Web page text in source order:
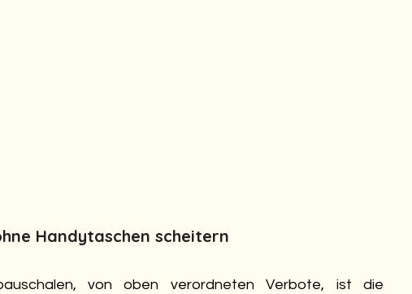
Handytaschen scheitern
von oben verordneten Verbote, ist die